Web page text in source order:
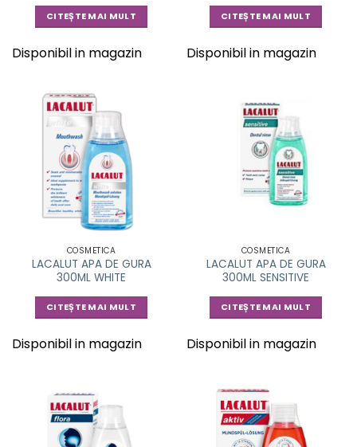
CITEȘTE MAI MULT
Disponibil in magazin
CITEȘTE MAI MULT
Disponibil in magazin
COSMETICA
LACALUT APA DE GURA
300ML WHITE
CITEȘTE MAI MULT
Disponibil in magazin
COSMETICA
LACALUT APA DE GURA
300ML SENSITIVE
CITEȘTE MAI MULT
Disponibil in magazin